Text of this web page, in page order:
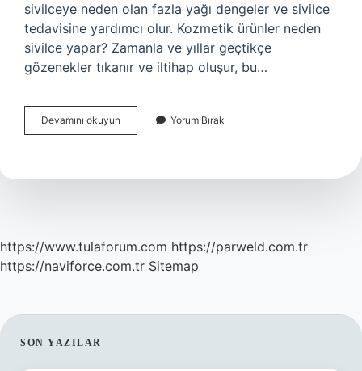
sivilceye neden olan fazla yağı dengeler ve sivilce
tedavisine yardımcı olur. Kozmetik ürünler neden
sivilce yapar? Zamanla ve yıllar geçtikçe
gözenekler tıkanır ve iltihap oluşur, bu…
Devamını okuyun
Bakımı
Neden
Yorum Bırak
https://www.tulaforum.com https://parweld.com.tr
https://naviforce.com.tr Sitemap
SIDEBAR
SON YAZILAR